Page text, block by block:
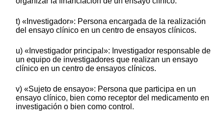
t) «Investigador»: Persona encargada de la realización
del ensayo clínico en un centro de ensayos clínicos.
u) «Investigador principal»: Investigador responsable de
un equipo de investigadores que realizan un ensayo
clínico en un centro de ensayos clínicos.
v) «Sujeto de ensayo»: Persona que participa en un
ensayo clínico, bien como receptor del medicamento en
investigación o bien como control.